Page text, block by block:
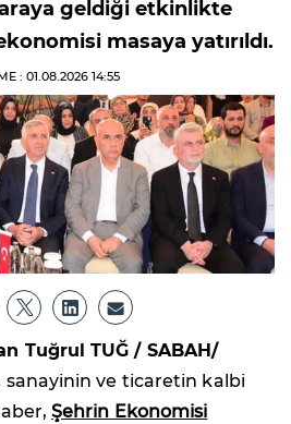
geldiği etkinlikte
masaya yatırıldı.
: 01.08.2026 14:55
Tuğrul TUĞ / SABAH/
sanayinin ve ticaretin kalbi
Şehrin Ekonomisi